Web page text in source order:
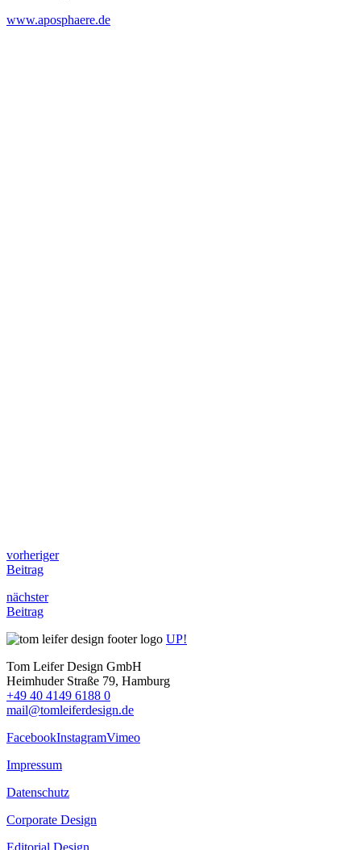
www.aposphaere.de
vorheriger
Beitrag
nächster
Beitrag
UP!
Tom Leifer Design GmbH
Heimhuder Straße 79, Hamburg
+49 40 4149 6188 0
mail@tomleiferdesign.de
FacebookInstagramVimeo
Impressum
Datenschutz
Corporate Design